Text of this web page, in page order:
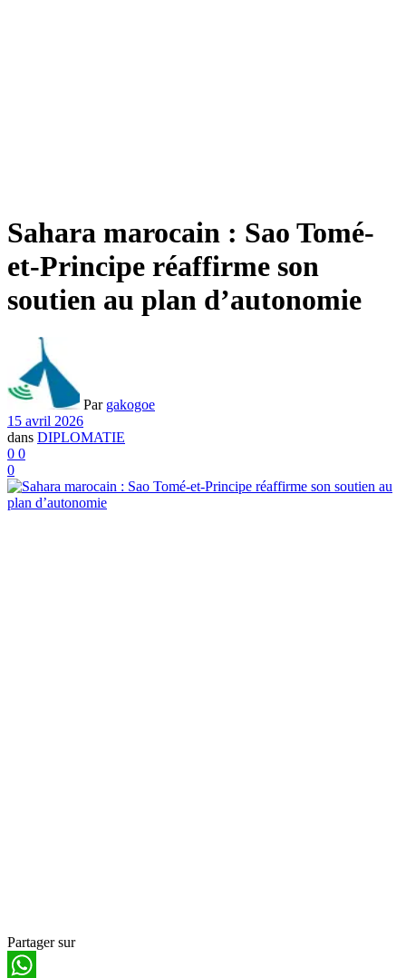
Sahara marocain : Sao Tomé-
et-Principe réaffirme son
soutien au plan d’autonomie
Par gakogoe
15 avril 2026
dans DIPLOMATIE
0 0
0
Partager sur